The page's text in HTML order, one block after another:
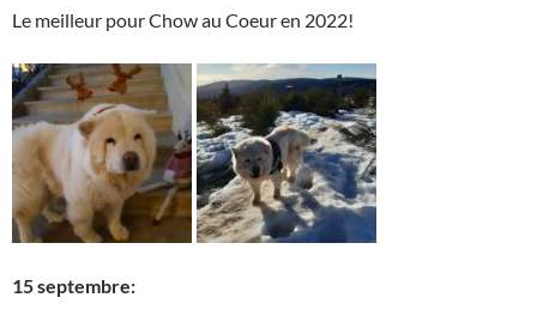
Le meilleur pour Chow au Coeur en 2022!
15 septembre: